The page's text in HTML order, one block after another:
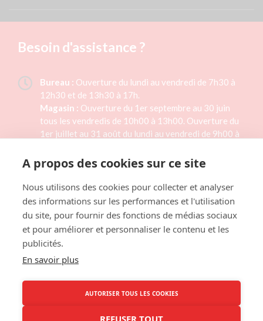
Besoin d'assistance ?
Bureau : Ouverture du lundi au vendredi de 7h30 à
12h30 et de 13h30 à 17h.
Magasin : Ouverture du 1er septembre au 30 juin
tous les vendredis de 10h00 à 13h00. Ouverture du
1er juillet au 31 août du lundi au vendredi de 9h00 à
Formulaire de contact
LAITERIE TH. RÉAUX
1 rue des Planquettes,
A propos des cookies sur ce site
Nous utilisons des cookies pour collecter et analyser
des informations sur les performances et l'utilisation
du site, pour fournir des fonctions de médias sociaux
et pour améliorer et personnaliser le contenu et les
publicités.
En savoir plus
AUTORISER TOUS LES COOKIES
REFUSER TOUT